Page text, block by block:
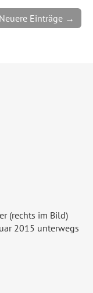
Neuere Einträge →
(rechts im Bild)
2015 unterwegs